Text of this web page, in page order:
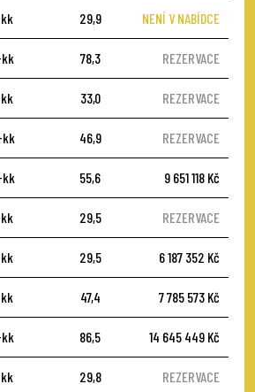
29,9 NENÍ V NABÍDCE
78,3 REZERVACE
33,0 REZERVACE
46,9 REZERVACE
55,6 9 651 118 Kč
29,5 REZERVACE
29,5 6 187 352 Kč
47,4 7 785 573 Kč
86,5 14 645 449 Kč
29,8 REZERVACE